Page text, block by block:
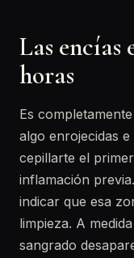
Las encías
horas
Es
algo enrojecidas
cepillarte el
inflamación
indicar que esa
limpieza. A
sangrado